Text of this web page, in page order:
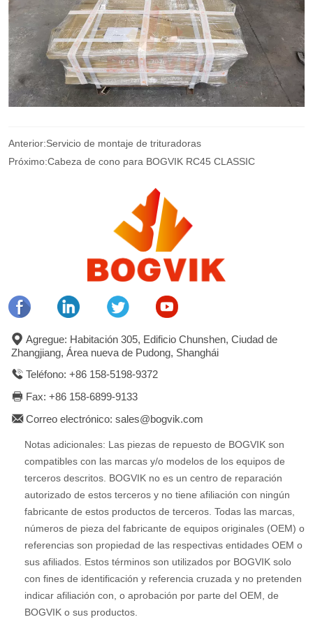
Anterior:Servicio de montaje de trituradoras
Próximo:Cabeza de cono para BOGVIK RC45 CLASSIC
Agregue: Habitación 305, Edificio Chunshen, Ciudad de
Zhangjiang, Área nueva de Pudong, Shanghái
Teléfono: +86 158-5198-9372
Fax: +86 158-6899-9133
Correo electrónico: sales@bogvik.com
Notas adicionales: Las piezas de repuesto de BOGVIK son
compatibles con las marcas y/o modelos de los equipos de
terceros descritos. BOGVIK no es un centro de reparación
autorizado de estos terceros y no tiene afiliación con ningún
fabricante de estos productos de terceros. Todas las marcas,
números de pieza del fabricante de equipos originales (OEM) o
referencias son propiedad de las respectivas entidades OEM o
sus afiliados. Estos términos son utilizados por BOGVIK solo
con fines de identificación y referencia cruzada y no pretenden
indicar afiliación con, o aprobación por parte del OEM, de
BOGVIK o sus productos.